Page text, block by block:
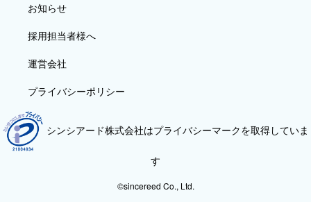
お知らせ
採用担当者様へ
運営会社
プライバシーポリシー
シンシアード株式会社はプライバシーマークを取得していま
す
©sincereed Co., Ltd.